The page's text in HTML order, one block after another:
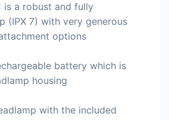
is a robust and fully
(IPX 7) with very generous
options
battery which is
housing
with the included